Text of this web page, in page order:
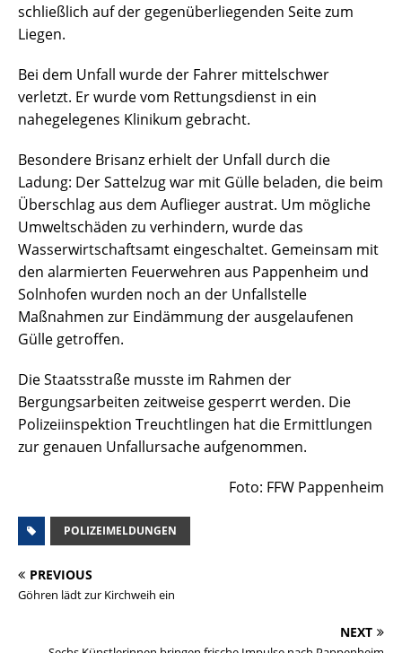
schließlich auf der gegenüberliegenden Seite zum
Liegen.
Bei dem Unfall wurde der Fahrer mittelschwer
verletzt. Er wurde vom Rettungsdienst in ein
nahegelegenes Klinikum gebracht.
Besondere Brisanz erhielt der Unfall durch die
Ladung: Der Sattelzug war mit Gülle beladen, die beim
Überschlag aus dem Auflieger austrat. Um mögliche
Umweltschäden zu verhindern, wurde das
Wasserwirtschaftsamt eingeschaltet. Gemeinsam mit
den alarmierten Feuerwehren aus Pappenheim und
Solnhofen wurden noch an der Unfallstelle
Maßnahmen zur Eindämmung der ausgelaufenen
Gülle getroffen.
Die Staatsstraße musste im Rahmen der
Bergungsarbeiten zeitweise gesperrt werden. Die
Polizeiinspektion Treuchtlingen hat die Ermittlungen
zur genauen Unfallursache aufgenommen.
Foto: FFW Pappenheim
POLIZEIMELDUNGEN
PREVIOUS
Göhren lädt zur Kirchweih ein
NEXT